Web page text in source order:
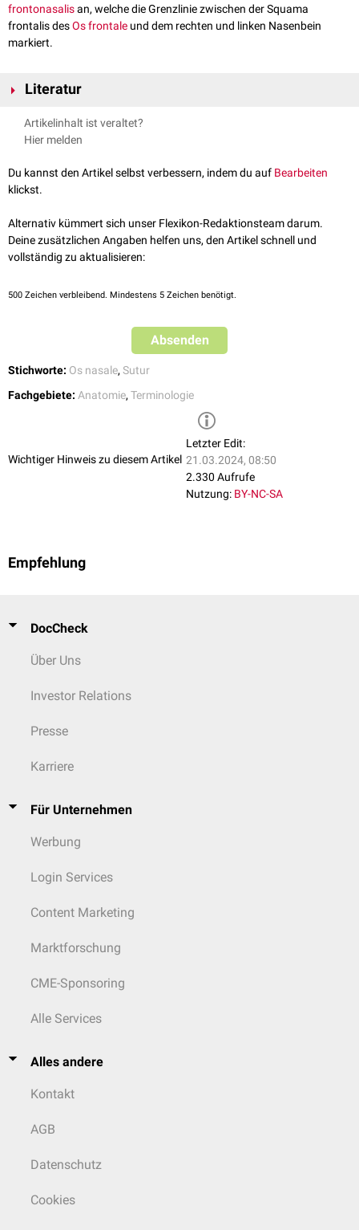
frontonasalisan, welche die Grenzlinie zwischen der Squama
frontalis desOs frontale und dem rechten und linken Nasenbein
markiert.
Literatur
"Taschenatlas Anatomie 1, Bewegungsapparat" - Werner Platzer,
Thieme-Verlag, 10. Auflage
Artikelinhalt ist veraltet?
Hier melden
Du kannst den Artikel selbst verbessern, indem du auf Bearbeiten
klickst.
Alternativ kümmert sich unser Flexikon-Redaktionsteam darum.
Deine zusätzlichen Angaben helfen uns, den Artikel schnell und
vollständig zu aktualisieren:
500 Zeichen verbleibend. Mindestens 5 Zeichen benötigt.
Absenden
Stichworte: Os nasale, Sutur
Fachgebiete: Anatomie, Terminologie
Wichtiger Hinweis zu diesem Artikel
Letzter Edit:
21.03.2024, 08:50
2.330 Aufrufe
Nutzung: BY-NC-SA
Empfehlung
DocCheck
Über Uns
Investor Relations
Presse
Karriere
Für Unternehmen
Werbung
Login Services
Content Marketing
Marktforschung
CME-Sponsoring
Alle Services
Alles andere
Kontakt
AGB
Datenschutz
Cookies